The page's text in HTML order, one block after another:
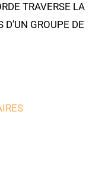
TRAVERSE LA
GROUPE DE